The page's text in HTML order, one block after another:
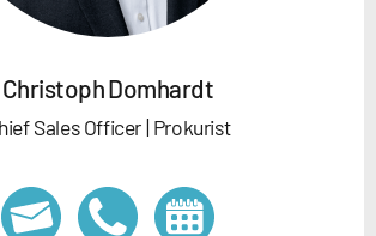
Christoph Domhardt
Sales Officer | Prokurist